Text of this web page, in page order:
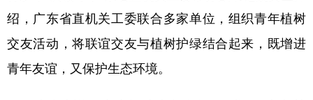
绍，广东省直机关工委联合多家单位，组织青年植树
交友活动，将联谊交友与植树护绿结合起来，既增进
青年友谊，又保护生态环境。